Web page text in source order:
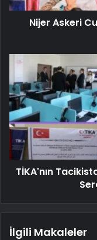
Nijer Askeri
TİKA'nın
İlgili Makaleler